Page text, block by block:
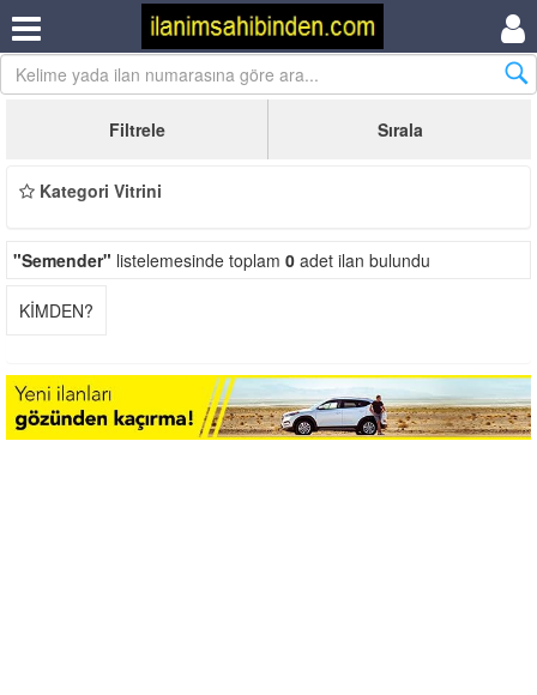
Filtrele Sırala
Kategori Vitrini
"Semender" listelemesinde toplam 0 adet ilan bulundu
KİMDEN?